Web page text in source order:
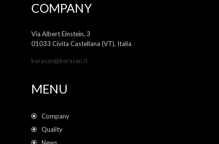
COMPANY
Via Albert Einstein, 3
01033 Civita Castellana (VT), Italia
kerasan@kerasan.it
MENU
Company
Quality